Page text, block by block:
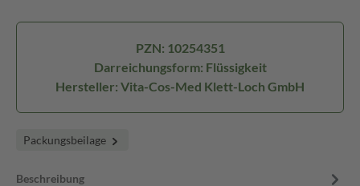
PZN: 10254351
Darreichungsform: Flüssigkeit
Hersteller: Vita-Cos-Med Klett-Loch GmbH
Packungsbeilage
Beschreibung